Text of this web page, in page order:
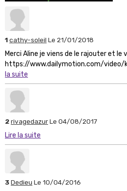
1cathy-soleil Le 21/01/2018
Merci Aline je viens de le rajouter et le
https://www.dailymotion.com/video/
la suite
2rivagedazurLe 04/08/2017
Lire la suite
3Dedieu Le 10/04/2016